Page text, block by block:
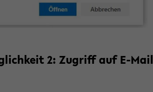
2: Zu­griff auf E-​Mail